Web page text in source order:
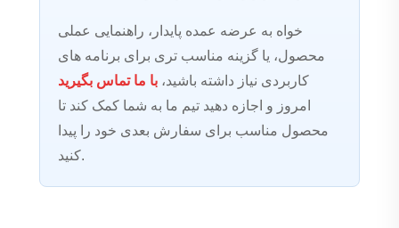
خواه به عرضه عمده پایدار، راهنمایی عملی
محصول، یا گزینه مناسب تری برای برنامه های
کاربردی نیاز داشته باشید، با ما تماس بگیرید
امروز و اجازه دهید تیم ما به شما کمک کند تا
محصول مناسب برای سفارش بعدی خود را پیدا
کنید.